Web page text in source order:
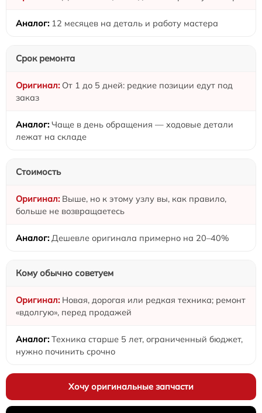
12 месяцев на деталь и работу мастера
Срок ремонта
От 1 до 5 дней: редкие позиции едут под
заказ
Чаще в день обращения — ходовые детали
лежат на складе
Стоимость
Выше, но к этому узлу вы, как правило,
больше не возвращаетесь
Дешевле оригинала примерно на 20–40%
Кому обычно советуем
Новая, дорогая или редкая техника; ремонт
«вдолгую», перед продажей
Техника старше 5 лет, ограниченный бюджет,
нужно починить срочно
Хочу оригинальные запчасти